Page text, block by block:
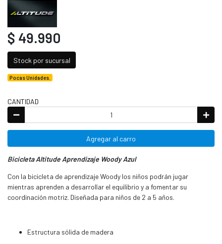
$ 49.990
Stock por sucursal
Pocas Unidades.
CANTIDAD
Agregar al carro
Bicicleta Altitude Aprendizaje Woody Azul
Con la bicicleta de aprendizaje Woody los niños podrán jugar
mientras aprenden a desarrollar el equilibrio y a fomentar su
coordinación motriz. Diseñada para niños de 2 a 5 años.
Estructura sólida de madera